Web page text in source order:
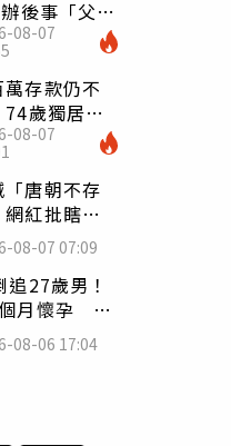
後事「父子
」 律師：
下手是罪
08-07
存款仍不
歲獨居翁
吃1片吐
年後暴瘦
08-07
「唐朝不存
紅批瞎編
白、杜甫
文寫詩？
08-07 07:09
追27歲男！
月懷孕 36
故事曝光
08-06 17:04